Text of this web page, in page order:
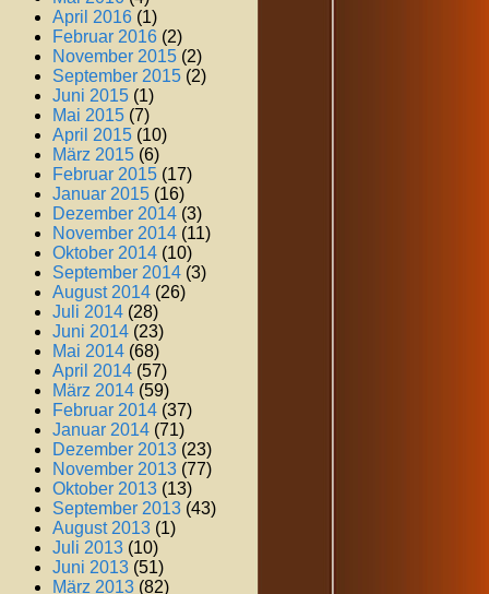
April 2016 (1)
Februar 2016 (2)
November 2015 (2)
September 2015 (2)
Juni 2015 (1)
Mai 2015 (7)
April 2015 (10)
März 2015 (6)
Februar 2015 (17)
Januar 2015 (16)
Dezember 2014 (3)
November 2014 (11)
Oktober 2014 (10)
September 2014 (3)
August 2014 (26)
Juli 2014 (28)
Juni 2014 (23)
Mai 2014 (68)
April 2014 (57)
März 2014 (59)
Februar 2014 (37)
Januar 2014 (71)
Dezember 2013 (23)
November 2013 (77)
Oktober 2013 (13)
September 2013 (43)
August 2013 (1)
Juli 2013 (10)
Juni 2013 (51)
März 2013 (82)